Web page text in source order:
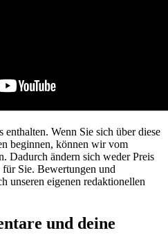
Wenn Sie sich über diese
beginnen, können wir vom
Dadurch ändern sich weder Preis
Sie. Bewertungen und
unseren eigenen redaktionellen
und deine